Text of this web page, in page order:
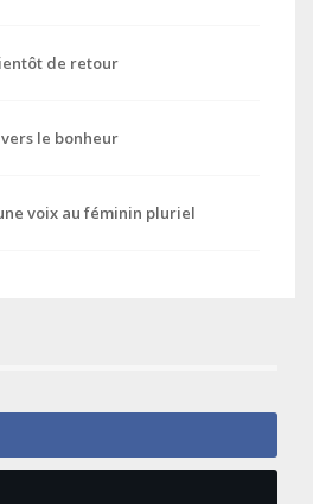
de retour
le bonheur
voix au féminin pluriel